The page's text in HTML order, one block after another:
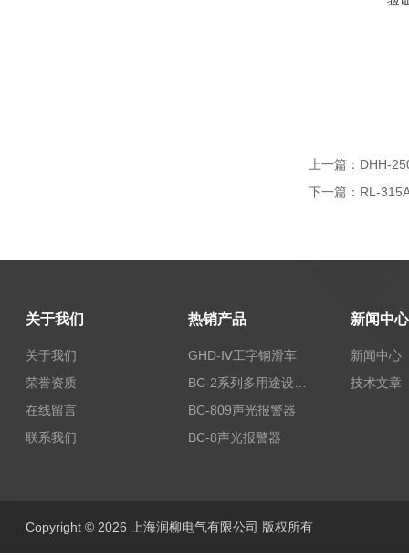
上一篇： DHH-
下一篇： RL-
关于我们
关于我们
荣誉资质
在线留言
联系我们
热销产品
GHD-Ⅳ工字钢滑车
BC-809声光报警器
BC-8声光报警器
新闻中心
新闻中心
技术文章
Copyright © 2026 上海润柳电气有限公司 版权所有